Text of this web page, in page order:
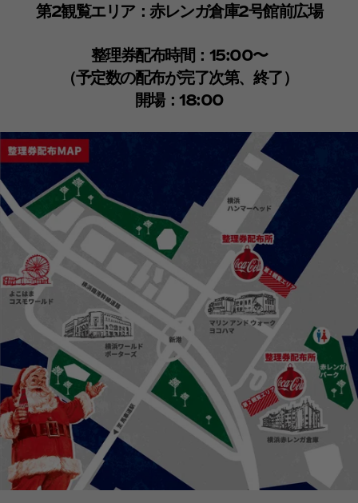
第2観覧エリア：赤レンガ倉庫2号館前広場​
整理券配布時間：15:00〜
（予定数の配布が完了次第、終了）​​
開場：18:00​